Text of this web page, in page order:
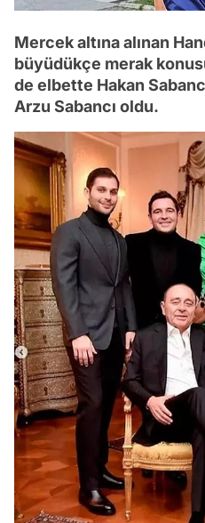
Mercek altına alınan
büyüdükçe merak
de elbette Hakan
Arzu Sabancı oldu.